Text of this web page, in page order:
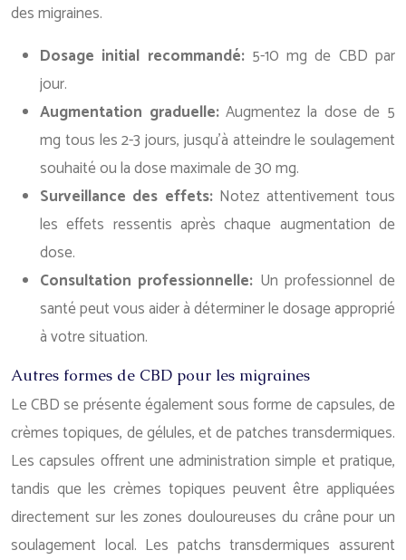
des migraines.
Dosage initial recommandé: 5-10 mg de CBD par
jour.
Augmentation graduelle:Augmentez la dose de 5
mg tous les 2-3 jours, jusqu’à atteindre le soulagement
souhaité ou la dose maximale de 30 mg.
Surveillance des effets: Notez attentivement tous
les effets ressentis après chaque augmentation de
dose.
Consultation professionnelle: Un professionnel de
santé peut vous aider à déterminer le dosage approprié
à votre situation.
Autres formes de CBD pour les migraines
Le CBD se présente également sous forme de capsules, de
crèmes topiques, de gélules, et de patches transdermiques.
Les capsules offrent une administration simple et pratique,
tandis que les crèmes topiques peuvent être appliquées
directement sur les zones douloureuses du crâne pour un
soulagement local. Les patchs transdermiques assurent